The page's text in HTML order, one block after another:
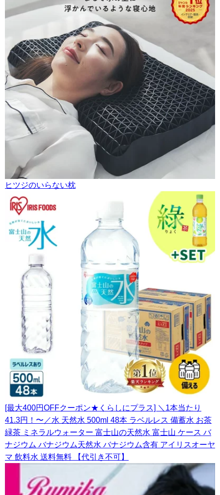
ヒツジのいらない枕
[最大400円OFFクーポン★くらしにプラス] ＼1本当たり
41.3円！〜／水 天然水 500ml 48本 ラベルレス 備蓄水 お茶
緑茶 ミネラルウォーター 富士山の天然水 富士山 ケース バ
ナジウム バナジウム天然水 バナジウム含有 アイリスオーヤ
マ 飲料水 送料無料 【代引き不可】